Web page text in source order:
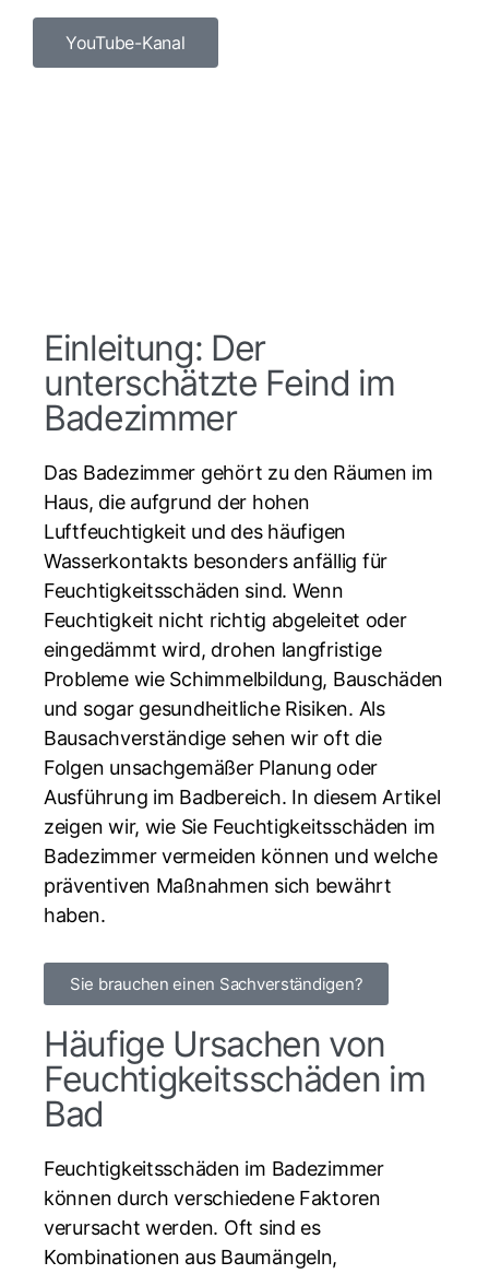
YouTube-Kanal
Einleitung: Der
unterschätzte Feind im
Badezimmer
Das Badezimmer gehört zu den Räumen im
Haus, die aufgrund der hohen
Luftfeuchtigkeit und des häufigen
Wasserkontakts besonders anfällig für
Feuchtigkeitsschäden sind. Wenn
Feuchtigkeit nicht richtig abgeleitet oder
eingedämmt wird, drohen langfristige
Probleme wie Schimmelbildung, Bauschäden
und sogar gesundheitliche Risiken. Als
Bausachverständige sehen wir oft die
Folgen unsachgemäßer Planung oder
Ausführung im Badbereich. In diesem Artikel
zeigen wir, wie Sie Feuchtigkeitsschäden im
Badezimmer vermeiden können und welche
präventiven Maßnahmen sich bewährt
haben.
Sie brauchen einen Sachverständigen?
Häufige Ursachen von
Feuchtigkeitsschäden im
Bad
Feuchtigkeitsschäden im Badezimmer
können durch verschiedene Faktoren
verursacht werden. Oft sind es
Kombinationen aus Baumängeln,